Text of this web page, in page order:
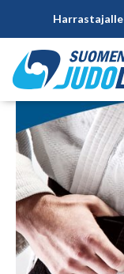
Harrastajalle